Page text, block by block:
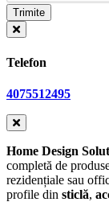
Telefon
4075512495
Home Design
completă de
rezidențiale sau
profile din sticlă,